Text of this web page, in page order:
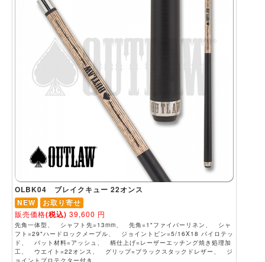
OLBK04 ブレイクキュー 22オンス
NEW
お取り寄せ
販売価格(税込) 39,600 円
先角一体型、 シャフト先=13mm、 先角=1"ファイバーリネン、 シャ
フト=29"ハードロックメープル、 ジョイントピン=5/16X18 パイロテッ
ド、 バット材料=アッシュ、 柄仕上げ=レーザーエッチング焼き処理加
工、 ウエイト=22オンス、 グリップ=ブラックスタックドレザー、 ジ
ョイントプロテクター付き